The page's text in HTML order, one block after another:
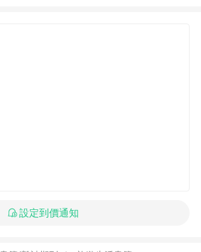
設定到價通知